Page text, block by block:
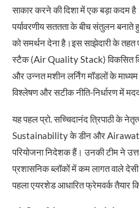
साकार करने की दिशा में एक बड़ा कदम
पर्यावरणीय सततता के बीच संतुलन बनाते
को समर्थन देना है।इस साझेदारी के तहत
स्टैक (Air Quality Stack) विकसित
और उन्नत मशीन लर्निंग मॉडलों के
विश्लेषण और सटीक नीति-निर्धारण में
यह पहल प्रो. सच्चिदानंद त्रिपाठी के
Sustainability के डीन और
परियोजना निदेशक हैं। उनकी टीम ने
प्रशासनिक ब्लॉकों में कम लागत वाले
पहला एयरशेड आधारित फ्रेमवर्क तैयार